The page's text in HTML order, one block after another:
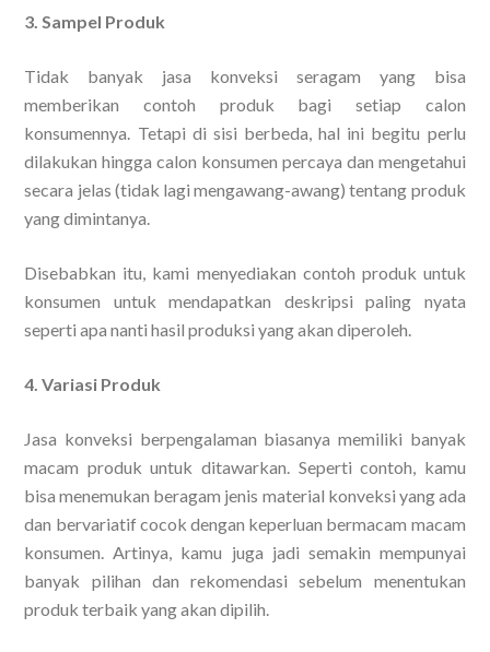
3. Sampel Produk
Tidak banyak jasa konveksi seragam yang bisa
memberikan contoh produk bagi setiap calon
konsumennya. Tetapi di sisi berbeda, hal ini begitu perlu
dilakukan hingga calon konsumen percaya dan mengetahui
secara jelas (tidak lagi mengawang-awang) tentang produk
yang dimintanya.
Disebabkan itu, kami menyediakan contoh produk untuk
konsumen untuk mendapatkan deskripsi paling nyata
seperti apa nanti hasil produksi yang akan diperoleh.
4. Variasi Produk
Jasa konveksi berpengalaman biasanya memiliki banyak
macam produk untuk ditawarkan. Seperti contoh, kamu
bisa menemukan beragam jenis material konveksi yang ada
dan bervariatif cocok dengan keperluan bermacam macam
konsumen. Artinya, kamu juga jadi semakin mempunyai
banyak pilihan dan rekomendasi sebelum menentukan
produk terbaik yang akan dipilih.